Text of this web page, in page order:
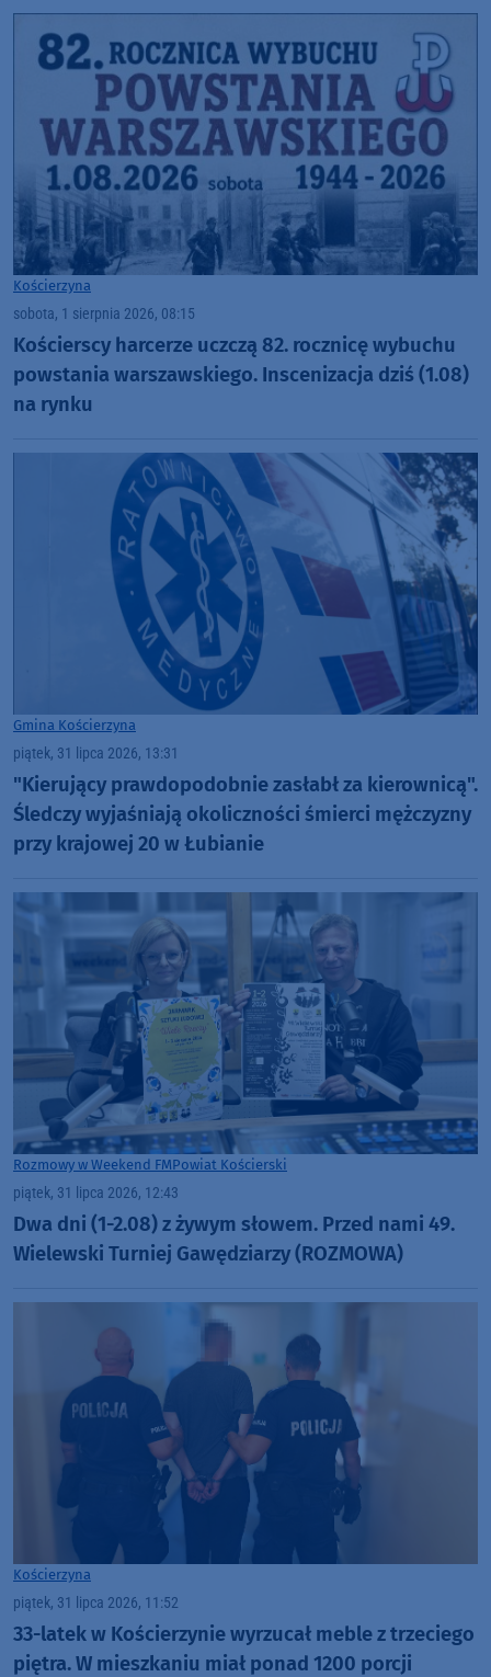
Kościerzyna
sobota, 1 sierpnia 2026, 08:15
Kościerscy harcerze uczczą 82. rocznicę wybuchu
powstania warszawskiego. Inscenizacja dziś (1.08)
na rynku
Gmina Kościerzyna
piątek, 31 lipca 2026, 13:31
"Kierujący prawdopodobnie zasłabł za kierownicą".
Śledczy wyjaśniają okoliczności śmierci mężczyzny
przy krajowej 20 w Łubianie
Rozmowy w Weekend FMPowiat Kościerski
piątek, 31 lipca 2026, 12:43
Dwa dni (1-2.08) z żywym słowem. Przed nami 49.
Wielewski Turniej Gawędziarzy (ROZMOWA)
Kościerzyna
piątek, 31 lipca 2026, 11:52
33-latek w Kościerzynie wyrzucał meble z trzeciego
piętra. W mieszkaniu miał ponad 1200 porcji